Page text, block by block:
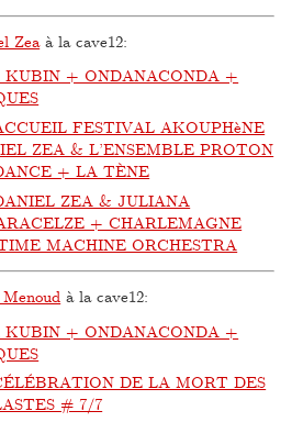
Zeaà la cave12:
KUBIN + ONDANACONDA +
FESTIVAL AKOUPHèNE
ZEA & L’ENSEMBLE PROTON
+ LA TÈNE
ZEA & JULIANA
+ CHARLEMAGNE
MACHINE ORCHESTRA
à la cave12:
KUBIN + ONDANACONDA +
DE LA MORT DES
# 7/7